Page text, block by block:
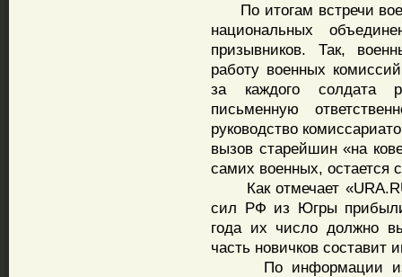
По итогам встречи
национальных
призывников. Так,
работу военных
за каждого солдата
письменную
руководство
вызов старейшин «на
самих военных, остается
Как отмечает
сил РФ из Югры прибыли
года их число должно
часть новичков составит
По информации из